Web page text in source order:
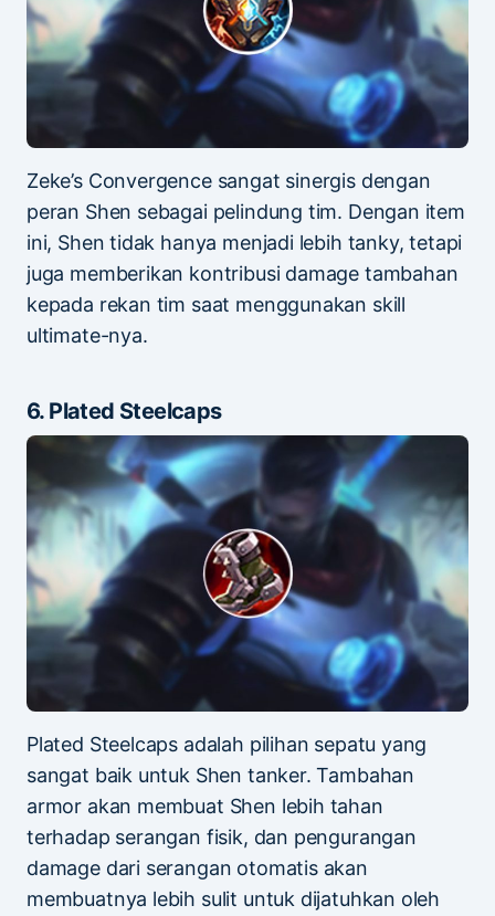
Zeke’s Convergence sangat sinergis dengan
peran Shen sebagai pelindung tim. Dengan item
ini, Shen tidak hanya menjadi lebih tanky, tetapi
juga memberikan kontribusi damage tambahan
kepada rekan tim saat menggunakan skill
ultimate-nya.
6. Plated Steelcaps
Plated Steelcaps adalah pilihan sepatu yang
sangat baik untuk Shen tanker. Tambahan
armor akan membuat Shen lebih tahan
terhadap serangan fisik, dan pengurangan
damage dari serangan otomatis akan
membuatnya lebih sulit untuk dijatuhkan oleh